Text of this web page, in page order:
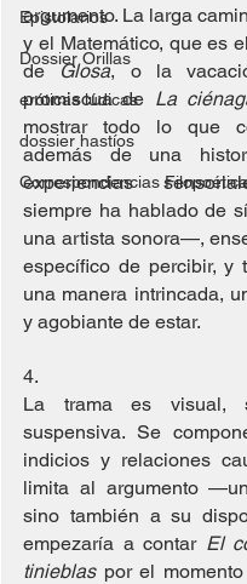
Epistolarios
Dossier Orillas
eróticas lúdicas
dossier hastíos
Correspondencias
argumento. La larga
y el Matemático, que es
de Glosa, o la
promiscua de La
mostrar todo lo que
además de una
experiencias
siempre ha hablado de
una artista sonora—,
específico de percibir, y
una manera intrincada,
y agobiante de estar.
4.
La trama es visual,
suspensiva. Se
indicios y relaciones
limita al argumento
sino también a su
empezaría a contar El
tinieblas por el